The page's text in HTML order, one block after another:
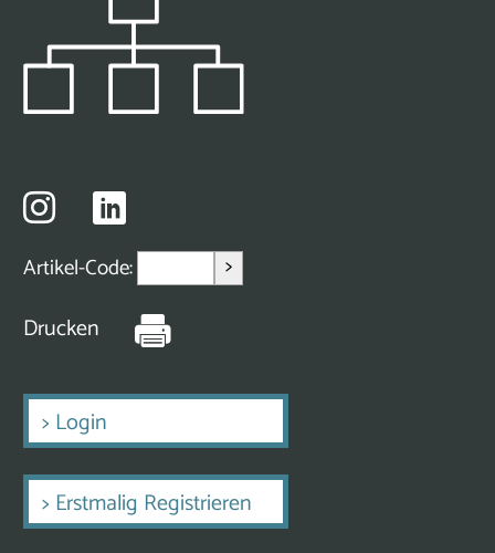
Artikel-Code: >
Drucken
> Login
> Erstmalig Registrieren